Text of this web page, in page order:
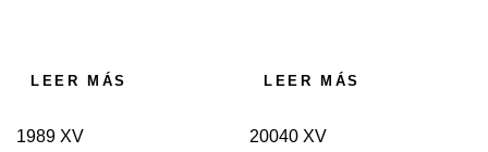
LEER MÁS
1989 XV
LEER MÁS
20040 XV